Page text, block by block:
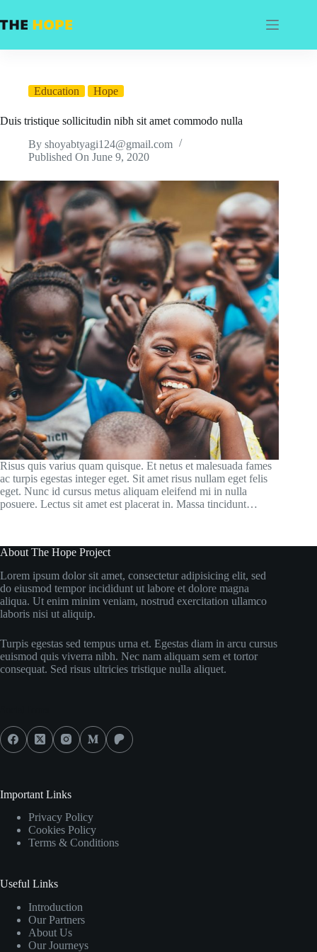
to
content
Education Hope
Duis tristique sollicitudin nibh sit amet commodo nulla
By shoyabtyagi124@gmail.com
Published On June 9, 2020
Risus quis varius quam quisque. Et netus et malesuada fames
ac turpis egestas integer eget. Sit amet risus nullam eget felis
eget. Nunc id cursus metus aliquam eleifend mi in nulla
posuere. Lectus sit amet est placerat in. Massa tincidunt…
About The Hope Project
Lorem ipsum dolor sit amet, consectetur adipisicing elit, sed
do eiusmod tempor incididunt ut labore et dolore magna
aliqua. Ut enim minim veniam, nostrud exercitation ullamco
laboris nisi ut aliquip.
Turpis egestas sed tempus urna et. Egestas diam in arcu cursus
euismod quis viverra nibh. Nec nam aliquam sem et tortor
consequat. Sed risus ultricies tristique nulla aliquet.
Important Links
Privacy Policy
Cookies Policy
Terms & Conditions
Useful Links
Introduction
Our Partners
About Us
Our Journeys